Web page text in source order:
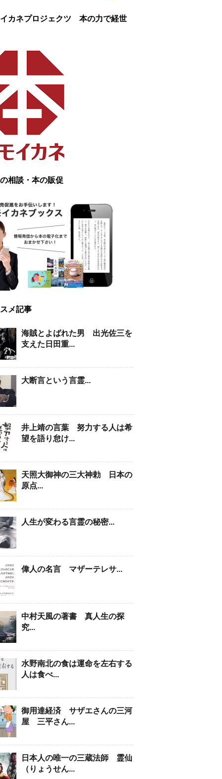
カネプロジェクツ 本の力で経世
相談・本の販促
メ記事
海賊とよばれた男 出光佐三を
支えた日田重...
大断言という言霊...
井上靖の言葉 努力する人は希
望を語り怠け...
天照大御神の三大神勅 日本の
原点...
人生が変わる言霊の秘密...
偉人の名言 マザーテレサ...
中村天風の著書 真人生の探
究...
水野南北の食は運命を左右する
人は食べ...
御用達経済 サザエさんの三河
屋 三平さん...
日本人の唯一の三蔵法師 霊仙
（りょうせん...